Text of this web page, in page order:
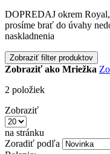
DOPREDAJ okrem
prosíme brať do úvahy
naskladnenia
Zobraziť filter produktov
Zobraziť ako Mriežka
2 položiek
Zobraziť
na stránku
Zoradiť podľa